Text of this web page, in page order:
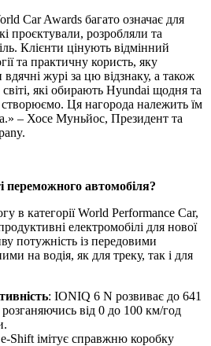
Car Awards багато означає для
проєктували, розробляли та
Клієнти цінують відмінний
та практичну користь, яку
журі за цю відзнаку, а також
які обирають Hyundai щодня та
Ця нагорода належить їм
– Хосе Муньйос, Президент та
переможного автомобіля?
в категорії World Performance Car,
електромобілі для нової
потужність із передовими
на водія, як для треку, так і для
: IONIQ 6 N розвиває до 641
від 0 до 100 км/год
Shift імітує справжню коробку